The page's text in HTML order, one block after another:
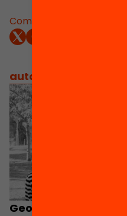
Comparteix:
autors
Georgeta Ion